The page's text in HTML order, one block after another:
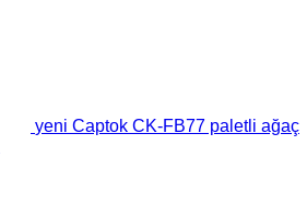
yeni Captok CK-FB77 paletli ağaç